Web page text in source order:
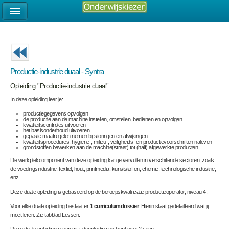
Productie-industrie duaal - Syntra
Opleiding "Productie-industrie duaal"
In deze opleiding leer je:
productiegegevens opvolgen
de productie aan de machine instellen, omstellen, bedienen en opvolgen
kwaliteitscontroles uitvoeren
het basisonderhoud uitvoeren
gepaste maatregelen nemen bij storingen en afwijkingen
kwaliteitsprocedures, hygiëne-, milieu-, veiligheids- en productievoorschriften naleven
grondstoffen bewerken aan de machine(straat) tot (half) afgewerkte producten
De werkplekcomponent van deze opleiding kan je vervullen in verschillende sectoren, zoals
de voedingsindustrie, textiel, hout, printmedia, kunststoffen, chemie, technologische industrie,
enz.
Deze duale opleiding is gebaseerd op de beroepskwalificatieproductieoperator, niveau 4.
Voor elke duale opleiding bestaat er1 curriculumdossier. Hierin staat gedetailleerd wat jij
moet leren. Zie tabblad Lessen.